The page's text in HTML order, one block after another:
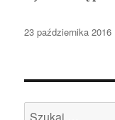
Data
23 października 2016
Szukaj: